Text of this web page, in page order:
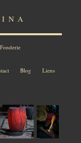
Fonderie
Blog Liens